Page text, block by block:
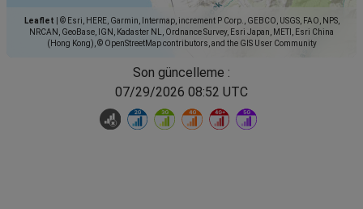
Leaflet
© Esri, HERE, Garmin, Intermap, increment P Corp., GEBCO, USGS, FAO, NPS,
NRCAN, GeoBase, IGN, Kadaster NL, Ordnance Survey, Esri Japan, METI, Esri China
(Hong Kong), © OpenStreetMap contributors, and the GIS User Community
Son güncelleme :
07/29/2026 08:52 UTC